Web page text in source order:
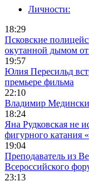
Личности:
18:29
Псковские
окутанной дымом от
19:57
Юлия Пересильд
премьере фильма
22:10
Владимир
18:24
Яна Рудковская не
фигурного
19:04
Преподаватель из
Всероссийского
23:13